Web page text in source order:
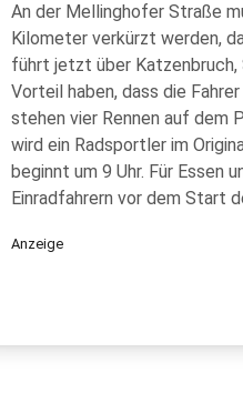
An der Mellinghofer Straße
Kilometer verkürzt werden,
führt jetzt über Katzenbruch,
Vorteil haben, dass die
stehen vier Rennen auf dem
wird ein Radsportler im
beginnt um 9 Uhr. Für Essen
Einradfahrern vor dem Start
Anzeige